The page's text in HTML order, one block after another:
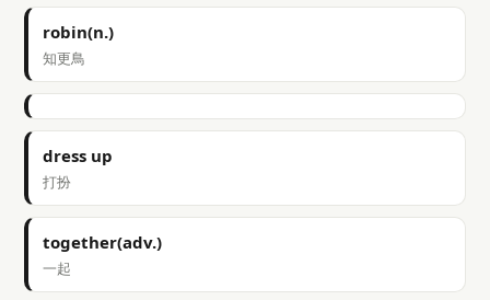
robin(n.)
知更鳥
dress up
打扮
together(adv.)
一起